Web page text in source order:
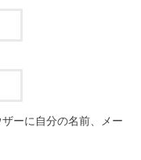
ーに自分の名前、メー